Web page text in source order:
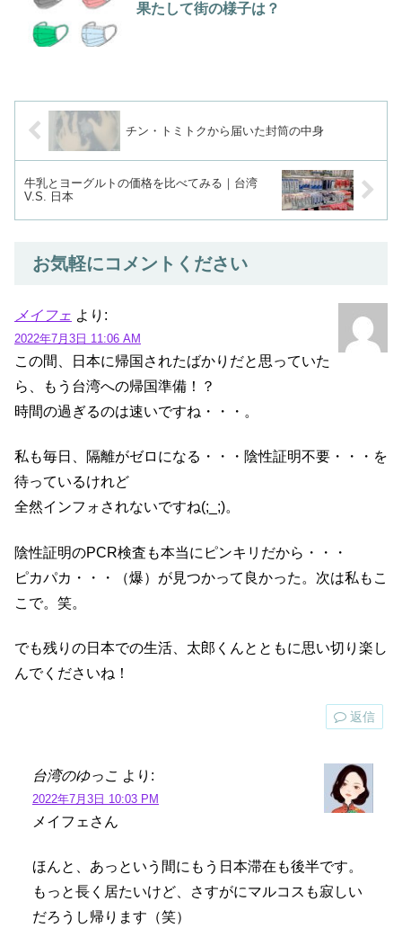
果たして街の様子は？
チン・トミトクから届いた封筒の中身
牛乳とヨーグルトの価格を比べてみる｜台湾
V.S. 日本
お気軽にコメントください
メイフェ より:
2022年7月3日 11:06 AM
この間、日本に帰国されたばかりだと思っていた
ら、もう台湾への帰国準備！？
時間の過ぎるのは速いですね・・・。
私も毎日、隔離がゼロになる・・・陰性証明不要・・・を
待っているけれど
全然インフォされないですね(;_;)。
陰性証明のPCR検査も本当にピンキリだから・・・
ピカパカ・・・（爆）が見つかって良かった。次は私もこ
こで。笑。
でも残りの日本での生活、太郎くんとともに思い切り楽し
んでくださいね！
返信
台湾のゆっこ より:
2022年7月3日 10:03 PM
メイフェさん
ほんと、あっという間にもう日本滞在も後半です。
もっと長く居たいけど、さすがにマルコスも寂しい
だろうし帰ります（笑）